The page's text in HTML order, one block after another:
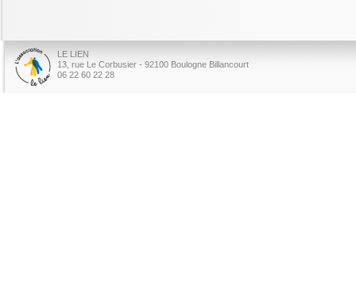
LE LIEN
13, rue Le Corbusier - 92100 Boulogne Billancourt
06 22 60 22 28